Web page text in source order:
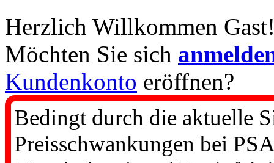
Herzlich Willkommen
Möchten Sie sich
Kundenkonto eröffnen?
Bedingt durch die aktuelle
Preisschwankungen bei